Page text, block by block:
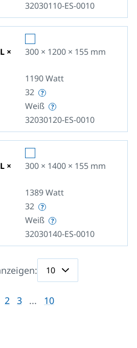
32030110-ES-0010
×
300 × 1200 × 155 mm
1190Watt
32
Weiß
32030120-ES-0010
×
300 × 1400 × 155 mm
1389Watt
32
Weiß
32030140-ES-0010
2 3 ... 10